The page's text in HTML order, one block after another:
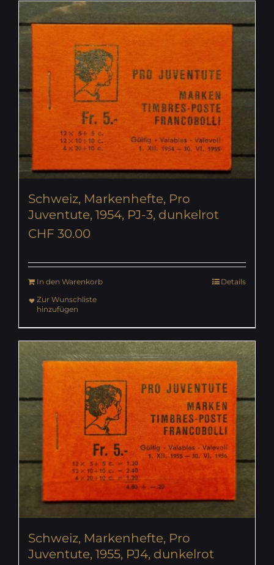
Schweiz, Markenhefte, Pro
Juventute, 1954, PJ-3, dunkelrot
CHF 30.00
In den Warenkorb
Details
Zur Wunschliste
hinzufügen
Schweiz, Markenhefte, Pro
Juventute, 1955, PJ4, dunkelrot